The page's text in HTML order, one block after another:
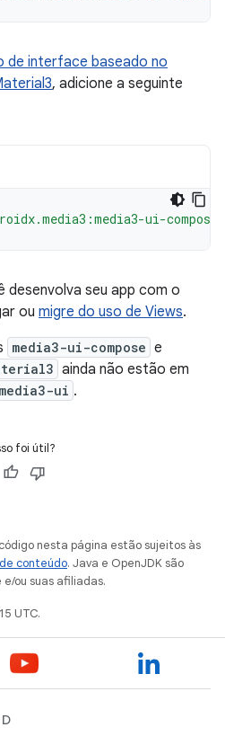
de interface baseado no
, adicione a seguinte
ui-
desenvolva seu app com o
ou migre do uso de Views.
media3-ui-compose e
ainda não estão em
media3-ui .
foi útil?
nesta página estão sujeitos às
conteúdo. Java e OpenJDK são
ou suas afiliadas.
UTC.